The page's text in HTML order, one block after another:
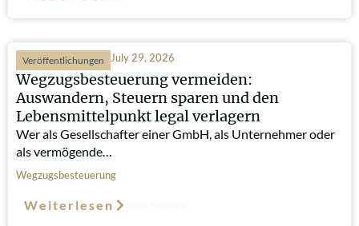
Veröffentlichungen July 29, 2026
Wegzugsbesteuerung vermeiden:
Auswandern, Steuern sparen und den
Lebensmittelpunkt legal verlagern
Wer als Gesellschafter einer GmbH, als Unternehmer oder
als vermögende…
Wegzugsbesteuerung
Weiterlesen